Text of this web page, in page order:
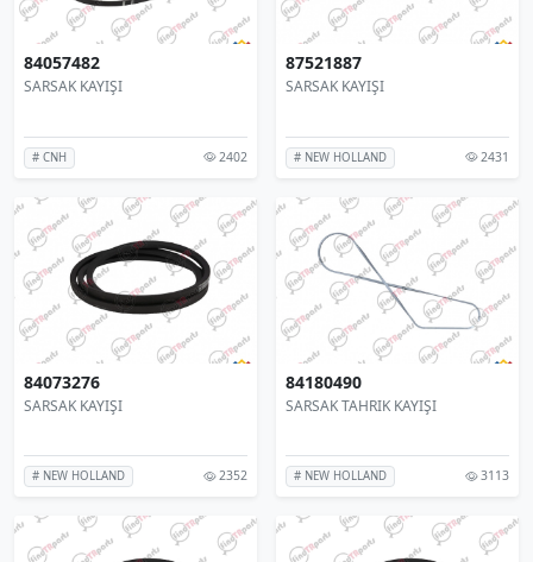
84057482
SARSAK KAYIŞI
# CNH 2402
87521887
SARSAK KAYIŞI
# NEW HOLLAND 2431
84073276
SARSAK KAYIŞI
# NEW HOLLAND 2352
84180490
SARSAK TAHRIK KAYIŞI
# NEW HOLLAND 3113